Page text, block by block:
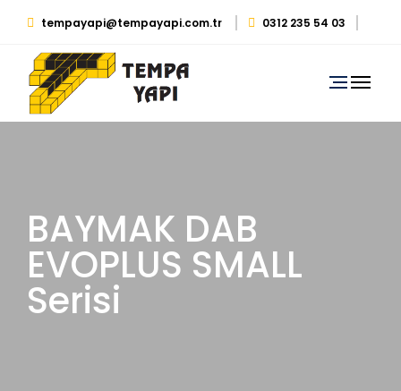
tempayapi@tempayapi.com.tr 0312 235 54 03
0530 879 29 39
BAYMAK DAB
EVOPLUS SMALL
Serisi